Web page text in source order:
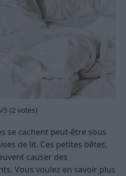
/5 (2 votes)
se cachent peut-être sous
de lit. Ces petites bêtes,
causer des
Vous voulez en savoir plus